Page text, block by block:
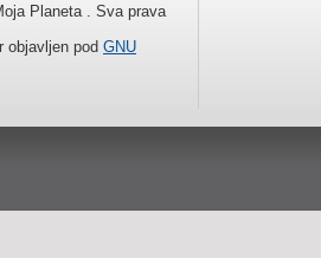
Planeta . Sva prava
objavljen pod GNU